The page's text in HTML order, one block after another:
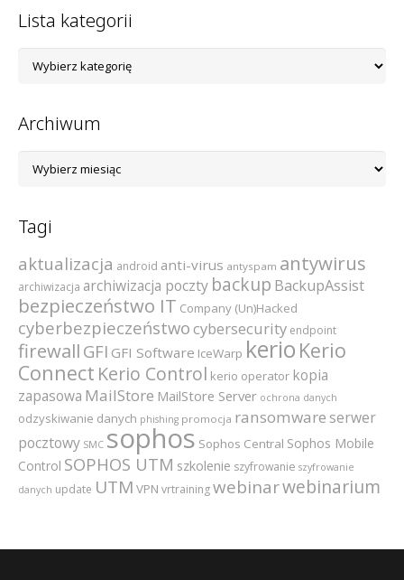
Lista kategorii
kategorii
Archiwum
Tagi
aktualizacja android anti-virus antyspam antywirus
archiwizacja archiwizacja poczty backup BackupAssist
bezpieczeństwo IT Company (Un)Hacked
cyberbezpieczeństwocybersecurity endpoint
firewall GFI GFI Software IceWarp kerio Kerio
Connect Kerio Control kerio operator kopia
zapasowa MailStore MailStore Server ochrona danych
odzyskiwanie danych phishing promocja ransomware serwer
pocztowy SMC sophos Sophos Central Sophos Mobile
Control SOPHOS UTM szkolenie szyfrowanie szyfrowanie
danych update UTM VPN vrtrainingwebinarwebinarium